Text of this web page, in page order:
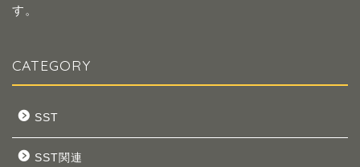
す。
CATEGORY
SST
SST関連